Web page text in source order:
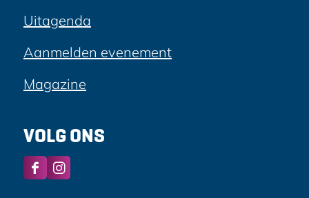
Uitagenda
Aanmelden evenement
Magazine
VOLG ONS
F
I